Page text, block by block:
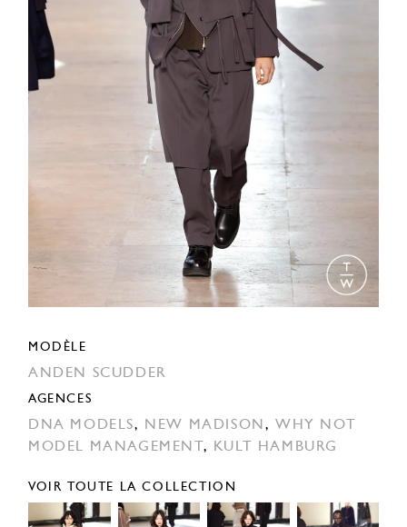
MODÈLE
ANDEN SCUDDER
AGENCES
DNA MODELS, NEW MADISON ,WHY NOT
MODEL MANAGEMENT , KULT HAMBURG
VOIR TOUTE LA COLLECTION